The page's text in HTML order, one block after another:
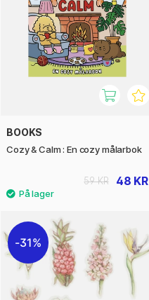
BOOKS
Cozy & Calm : En cozy målarbok
48 KR
59 KR
31%